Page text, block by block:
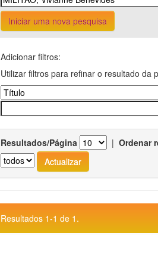
Iniciar uma nova pesquisa
Adicionar filtros:
Utilizar filtros para refinar o resultado da
Resultados/Página | Ordenar
Resultados 1-1 de 1.